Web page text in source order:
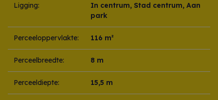
Ligging:
In centrum, Stad centrum, Aan
park
Perceeloppervlakte: 116 m²
Perceelbreedte: 8 m
Perceeldiepte: 15,5 m